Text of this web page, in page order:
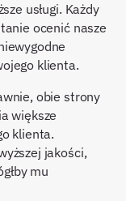
usługi. Każdy
ocenić nasze
klienta.
obie strony
większe
klienta.
jakości,
mu